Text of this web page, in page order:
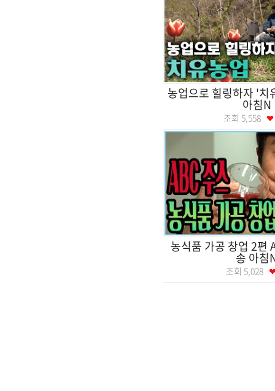
농업으로 힐링하자 '치
아침N
조회 5,558
농식품 가공 창업 2편
송 아침
조회 5,028